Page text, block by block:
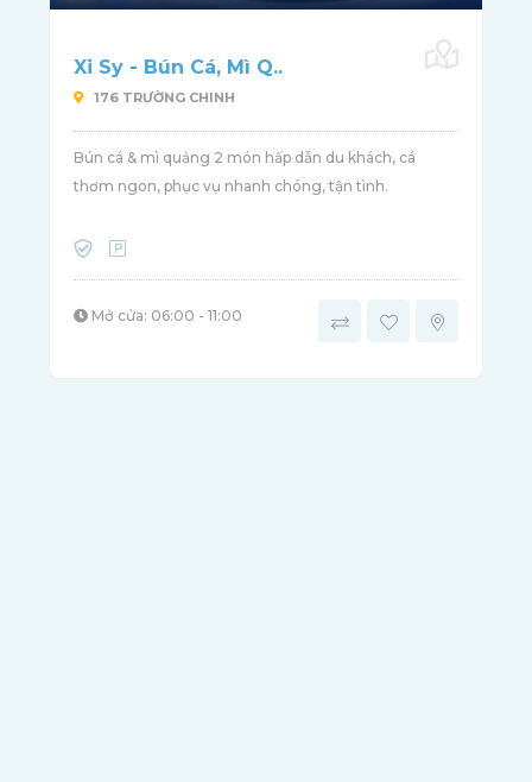
Xi Sy - Bún Cá, Mì Q..
176 TRƯỜNG CHINH
Bún cá & mì quảng 2 món hấp dẫn du khách, cá
thơm ngon, phục vụ nhanh chóng, tận tình.
Mở cửa: 06:00 - 11:00